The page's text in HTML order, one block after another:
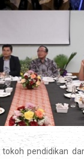
pendidikan